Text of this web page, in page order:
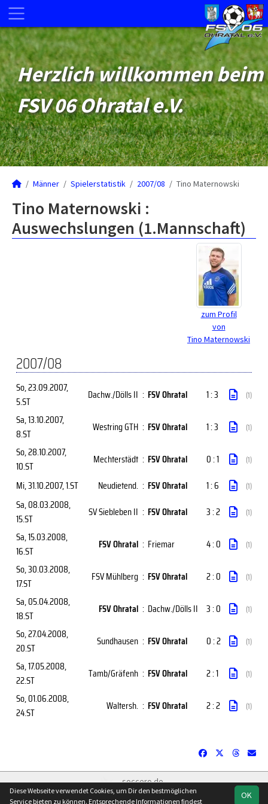
Herzlich willkommen beim
FSV 06 Ohratal e.V.
Männer Spielerstatistik 2007/08 Tino Maternowski
Tino Maternowski :
Auswechslungen (1.Mannschaft)
zum Profil
von
Tino Maternowski
2007/08
So, 23.09.2007,
5.ST
Dachw./Dölls II : FSV Ohratal 1 : 3 (1)
Sa, 13.10.2007,
8.ST
Westring GTH : FSV Ohratal 1 : 3 (1)
So, 28.10.2007,
10.ST
Mechterstädt : FSV Ohratal 0 : 1 (1)
Mi, 31.10.2007, 1.ST Neudietend. : FSV Ohratal 1 : 6 (1)
Sa, 08.03.2008,
15.ST
SV Siebleben II : FSV Ohratal 3 : 2 (1)
Sa, 15.03.2008,
16.ST
FSV Ohratal : Friemar 4 : 0 (1)
So, 30.03.2008,
17.ST
FSV Mühlberg : FSV Ohratal 2 : 0 (1)
Sa, 05.04.2008,
18.ST
FSV Ohratal : Dachw./Dölls II 3 : 0 (1)
So, 27.04.2008,
20.ST
Sundhausen : FSV Ohratal 0 : 2 (1)
Sa, 17.05.2008,
22.ST
Tamb/Gräfenh : FSV Ohratal 2 : 1 (1)
So, 01.06.2008,
24.ST
Waltersh. : FSV Ohratal 2 : 2 (1)
soccero.de
© 2006 - 2026 OK
Diese Webseite verwendet Cookies, um Dir den bestmöglichen
Service bieten zu können. Entsprechende Informationen findest